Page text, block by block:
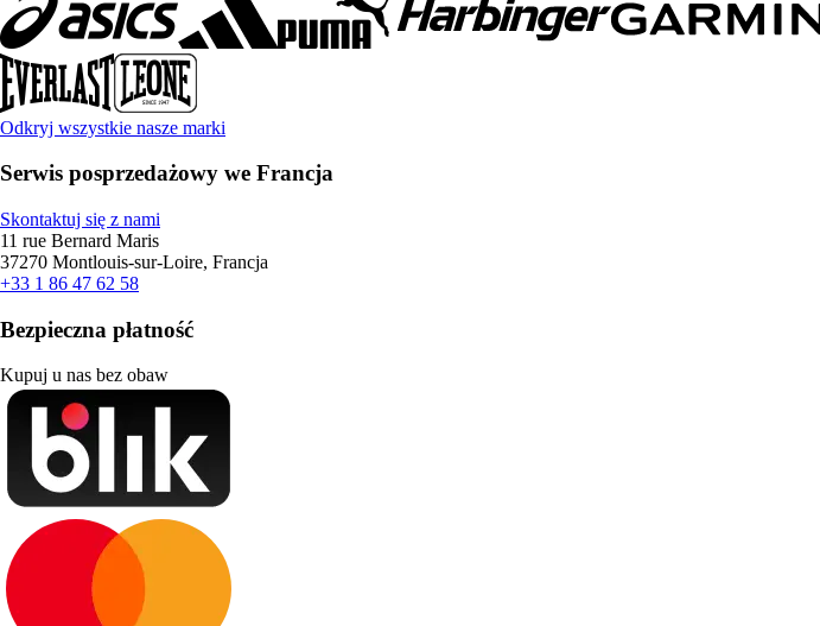
Odkryj wszystkie nasze marki
Serwis posprzedażowy we Francja
Skontaktuj się z nami
11 rue Bernard Maris
37270 Montlouis-sur-Loire, Francja
+33 1 86 47 62 58
Bezpieczna płatność
Kupuj u nas bez obaw